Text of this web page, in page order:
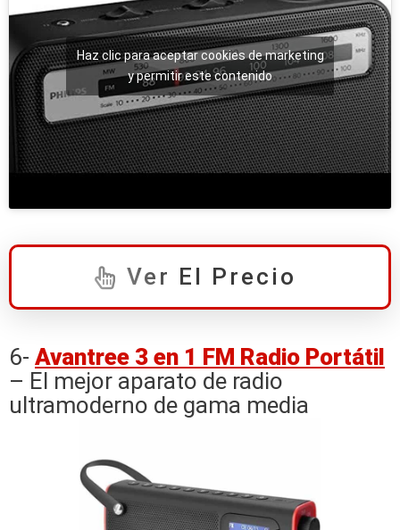
Haz clic para aceptar cookies de marketing
y permitir este contenido
Ver El Precio
6- Avantree 3 en 1 FM Radio Portátil
– El mejor aparato de radio
ultramoderno de gama media